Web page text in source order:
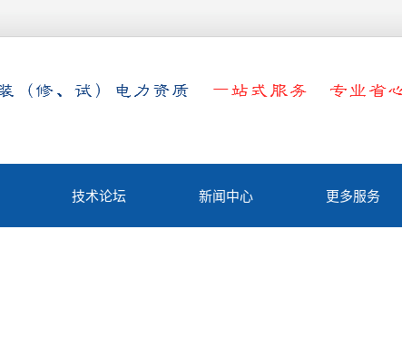
技术论坛 新闻中心 更多服务